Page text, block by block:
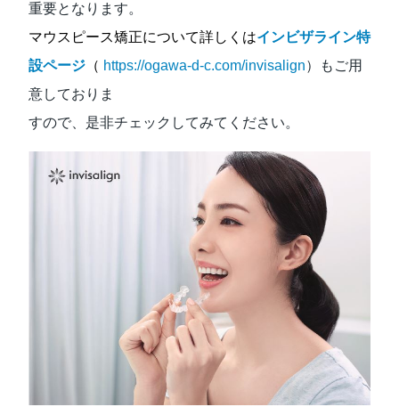
重要となります。
マウスピース矯正について詳しくはインビザライン特
設ページ （ https://ogawa-d-c.com/invisalign）もご⽤
意しておりま
すので、是⾮チェックしてみてください。